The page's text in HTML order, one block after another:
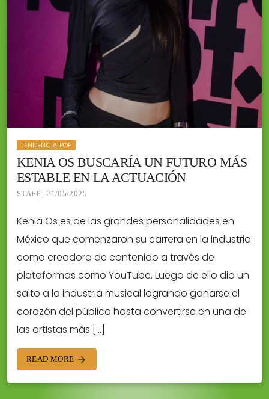
TENDENCIA POP
KENIA OS BUSCARÍA UN FUTURO MÁS
ESTABLE EN LA ACTUACIÓN
STAFF | 21/05/2025
Kenia Os es de las grandes personalidades en
México que comenzaron su carrera en la industria
como creadora de contenido a través de
plataformas como YouTube. Luego de ello dio un
salto a la industria musical logrando ganarse el
corazón del público hasta convertirse en una de
las artistas más […]
READ MORE arrow_forward